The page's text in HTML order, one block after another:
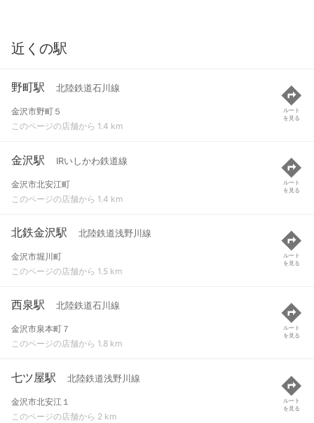
近くの駅
野町駅 北陸鉄道石川線
金沢市野町５
このページの店舗から 1.4 km
ルート
を見る
金沢駅 IRいしかわ鉄道線
金沢市北安江町
このページの店舗から 1.4 km
ルート
を見る
北鉄金沢駅 北陸鉄道浅野川線
金沢市堀川町
このページの店舗から 1.5 km
ルート
を見る
西泉駅 北陸鉄道石川線
金沢市泉本町７
このページの店舗から 1.8 km
ルート
を見る
七ツ屋駅 北陸鉄道浅野川線
金沢市北安江１
このページの店舗から 2 km
ルート
を見る